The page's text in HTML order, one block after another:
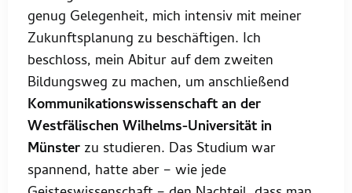
genug Gelegenheit, mich intensiv mit meiner
Zukunftsplanung zu beschäftigen. Ich
beschloss, mein Abitur auf dem zweiten
Bildungsweg zu machen, um anschließend
Kommunikationswissenschaft an der
Westfälischen Wilhelms-Universität in
Münster zu studieren. Das Studium war
spannend, hatte aber – wie jede